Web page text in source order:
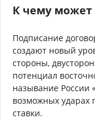
К чему может
Подписание
создают новый
стороны,
потенциал
называние России
возможных ударах
ставки.